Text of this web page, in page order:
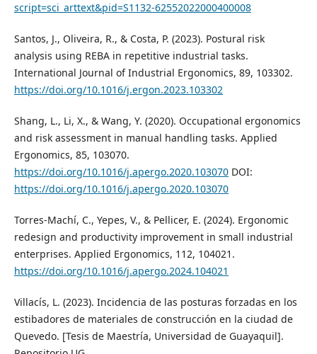
script=sci_arttext&pid=S1132-62552022000400008
Santos, J., Oliveira, R., & Costa, P. (2023). Postural risk
analysis using REBA in repetitive industrial tasks.
International Journal of Industrial Ergonomics, 89, 103302.
https://doi.org/10.1016/j.ergon.2023.103302
Shang, L., Li, X., & Wang, Y. (2020). Occupational ergonomics
and risk assessment in manual handling tasks. Applied
Ergonomics, 85, 103070.
https://doi.org/10.1016/j.apergo.2020.103070DOI:
https://doi.org/10.1016/j.apergo.2020.103070
Torres-Machí, C., Yepes, V., & Pellicer, E. (2024). Ergonomic
redesign and productivity improvement in small industrial
enterprises. Applied Ergonomics, 112, 104021.
https://doi.org/10.1016/j.apergo.2024.104021
Villacís, L. (2023). Incidencia de las posturas forzadas en los
estibadores de materiales de construcción en la ciudad de
Quevedo. [Tesis de Maestría, Universidad de Guayaquil].